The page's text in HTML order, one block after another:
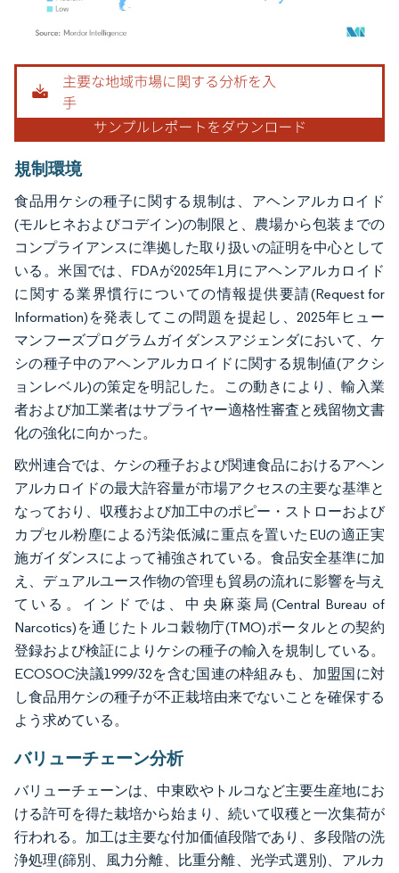
画像 © Mordor Intelligence。再利用にはCC BY 4.0の表示が必要です。
規制環境
食品用ケシの種子に関する規制は、アヘンアルカロイド
(モルヒネおよびコデイン)の制限と、農場から包装までの
コンプライアンスに準拠した取り扱いの証明を中心として
いる。米国では、FDAが2025年1月にアヘンアルカロイド
に関する業界慣行についての情報提供要請(Request for
Information)を発表してこの問題を提起し、2025年ヒュー
マンフーズプログラムガイダンスアジェンダにおいて、ケ
シの種子中のアヘンアルカロイドに関する規制値(アクシ
ョンレベル)の策定を明記した。この動きにより、輸入業
者および加工業者はサプライヤー適格性審査と残留物文書
化の強化に向かった。
欧州連合では、ケシの種子および関連食品におけるアヘン
アルカロイドの最大許容量が市場アクセスの主要な基準と
なっており、収穫および加工中のポピー・ストローおよび
カプセル粉塵による汚染低減に重点を置いたEUの適正実
施ガイダンスによって補強されている。食品安全基準に加
え、デュアルユース作物の管理も貿易の流れに影響を与え
ている。インドでは、中央麻薬局(Central Bureau of
Narcotics)を通じたトルコ穀物庁(TMO)ポータルとの契約
登録および検証によりケシの種子の輸入を規制している。
ECOSOC決議1999/32を含む国連の枠組みも、加盟国に対
し食品用ケシの種子が不正栽培由来でないことを確保する
よう求めている。
バリューチェーン分析
バリューチェーンは、中東欧やトルコなど主要生産地にお
ける許可を得た栽培から始まり、続いて収穫と一次集荷が
行われる。加工は主要な付加価値段階であり、多段階の洗
浄処理(篩別、風力分離、比重分離、光学式選別)、アルカ